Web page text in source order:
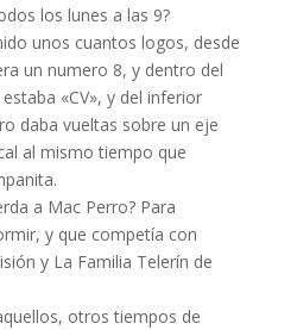
los lunes a las 9?
unos cuantos logos, desde
un numero 8, y dentro del
«CV», y del inferior
daba vueltas sobre un eje
al mismo tiempo que
a Mac Perro? Para
y que competía con
y La Familia Telerín de
otros tiempos de